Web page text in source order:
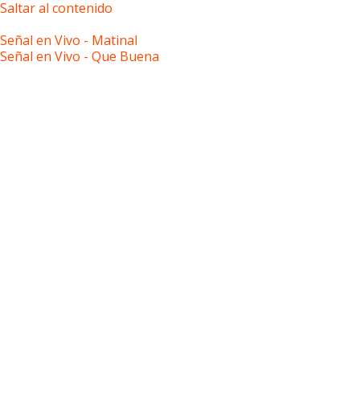
Saltar al contenido
Señal en Vivo - Matinal
Señal en Vivo - Que Buena